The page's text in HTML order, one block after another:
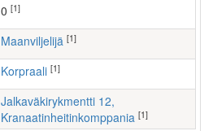
[1]
maanviljelijä [1]
Korpraali [1]
Jalkaväkirykmentti 12,
Kranaatinheitinkomppania [1]